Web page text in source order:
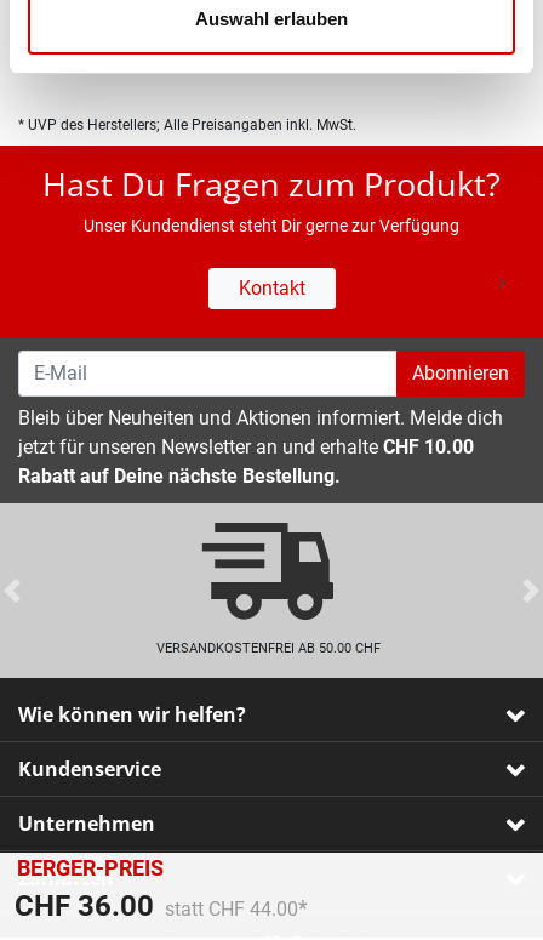
Auswahl erlauben
BERGER-PREIS
CHF 36.00 Preis reduziert von
statt CHF 44.00
An
Eigenschaften
* UVP des Herstellers; Alle Preisangaben inkl. MwSt.
Hast Du Fragen zum Produkt?
Unser Kundendienst steht Dir gerne zur Verfügung
Kontakt
Abonnieren
Bleib über Neuheiten und Aktionen informiert. Melde dich
jetzt für unseren Newsletter an und erhalte CHF 10.00
Rabatt auf Deine nächste Bestellung.
VERSANDKOSTENFREI AB 50.00 CHF
Previous
Wie können wir helfen?
Kundenservice
Unternehmen
Zahlarten